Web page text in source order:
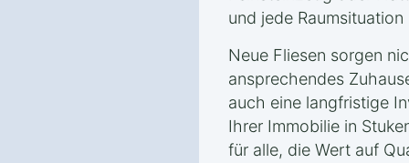
und jede
Neue Fliesen sorgen
ansprechendes
auch eine langfristige
Ihrer Immobilie in
für alle, die Wert auf